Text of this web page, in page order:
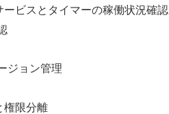
ービスとタイマーの稼働状況確認
ジョン管理
権限分離